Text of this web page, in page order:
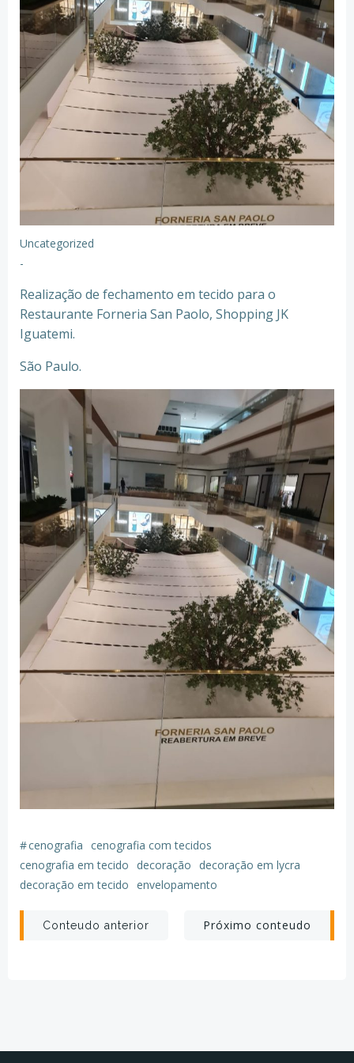
Uncategorized
-
Realização de fechamento em tecido para o
Restaurante Forneria San Paolo, Shopping JK
Iguatemi.
São Paulo.
#cenografia cenografia com tecidos
cenografia em tecido
decoração
decoração em lycra
decoração em tecido envelopamento
Post
Conteudo anterior
Post
Próximo conteudo